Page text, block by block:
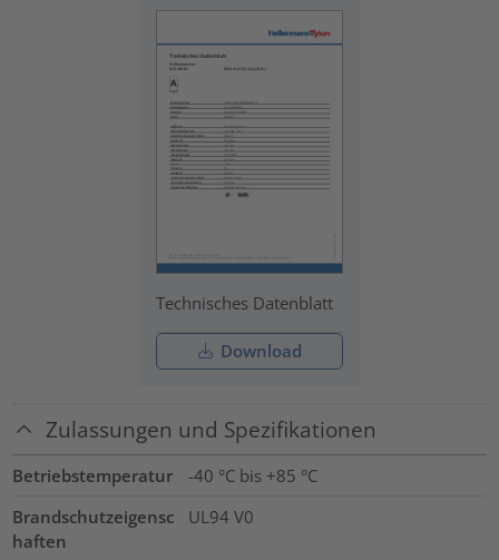
Technisches Datenblatt
Download
Zulassungen und Spezifikationen
Betriebstemperatur
-40 °C bis +85 °C
Brandschutzeigensc
haften
UL94 V0